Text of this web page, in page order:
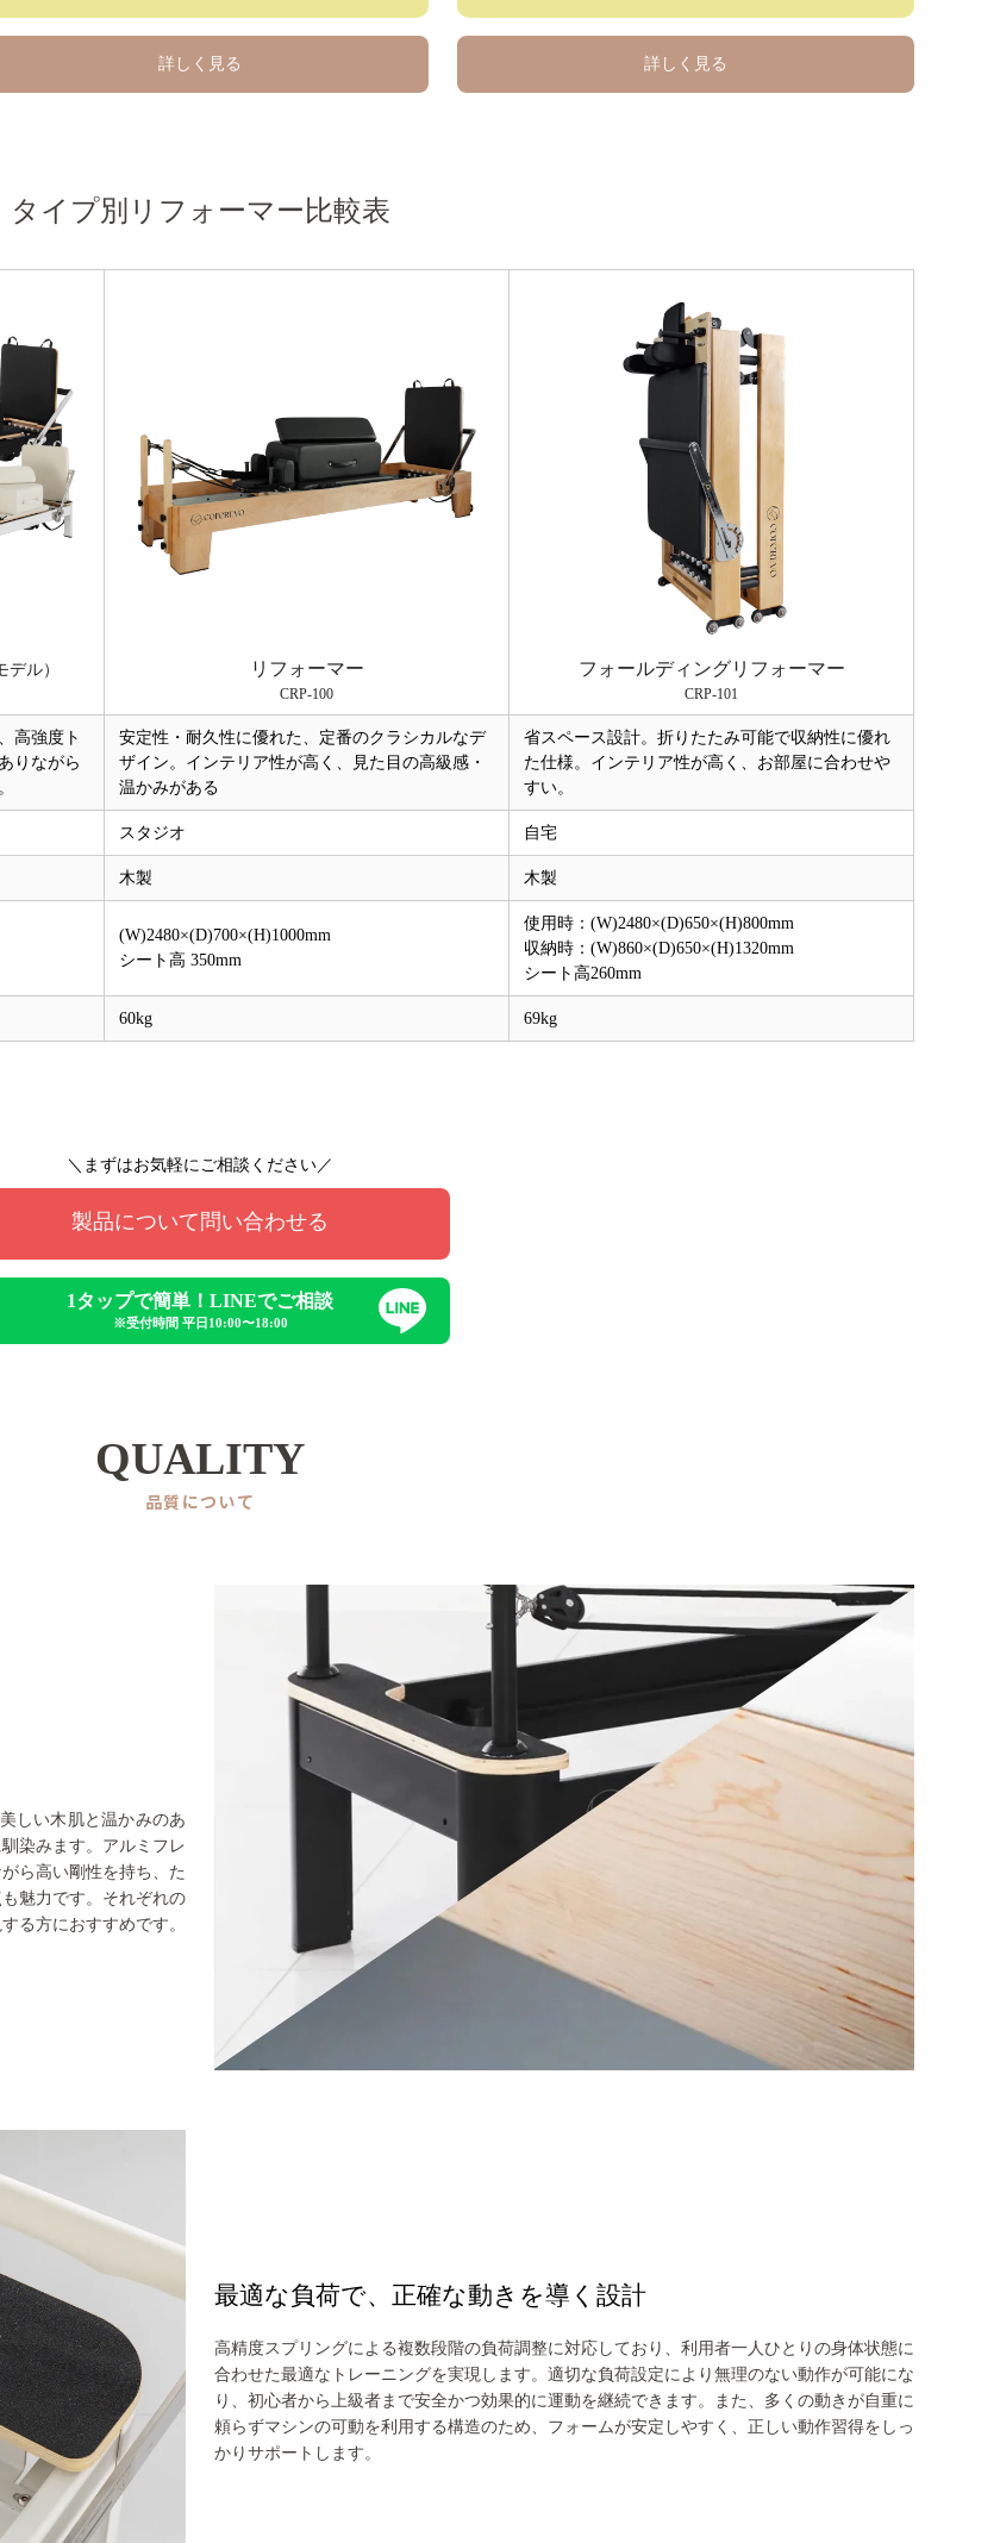
詳しく見る 詳しく見る
タイプ別リフォーマー比較表
デル） リフォーマー
CRP-100
フォールディングリフォーマー
CRP-101
高強度ト
りながら
安定性・耐久性に優れた、定番のクラシカルなデ
ザイン。インテリア性が高く、見た目の高級感・
温かみがある
省スペース設計。折りたたみ可能で収納性に優れ
た仕様。インテリア性が高く、お部屋に合わせや
すい。
スタジオ 自宅
木製 木製
(W)2480×(D)700×(H)1000mm
シート高 350mm
使用時：(W)2480×(D)650×(H)800mm
収納時：(W)860×(D)650×(H)1320mm
シート高260mm
60kg 69kg
＼まずはお気軽にご相談ください／
製品について問い合わせる
1タップで簡単！LINEでご相談
※受付時間 平日10:00〜18:00
QUALITY
品質について
しい木肌と温かみのあ
染みます。アルミフレ
ら高い剛性を持ち、た
魅力です。それぞれの
る方におすすめです。
最適な負荷で、 正確な動きを導く設計
高精度スプリングによる複数段階の負荷調整に対応しており、利用者一人ひとりの身体状態に
合わせた最適なトレーニングを実現します。適切な負荷設定により無理のない動作が可能にな
り、初心者から上級者まで安全かつ効果的に運動を継続できます。また、多くの動きが自重に
頼らずマシンの可動を利用する構造のため、フォームが安定しやすく、正しい動作習得をしっ
かりサポートします。